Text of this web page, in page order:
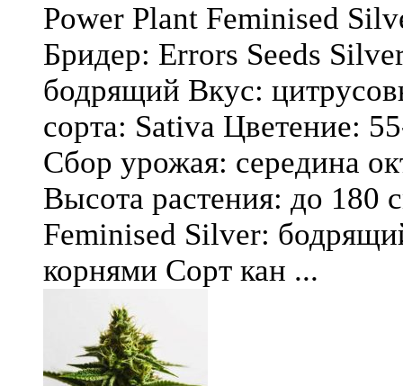
Power Plant Feminised
Бридер: Errors Seeds
бодрящий Вкус:
сорта: Sativa Цветение:
Сбор урожая: середина
Высота растения: до 180
Feminised Silver:
корнями Сорт кан ...